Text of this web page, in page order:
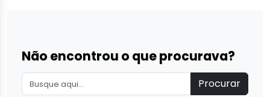
Não encontrou o que procurava?
Procurar